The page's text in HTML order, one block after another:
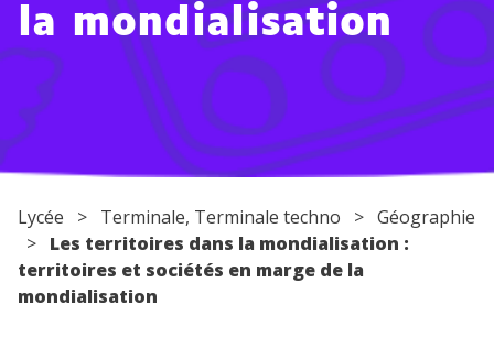
Conseils pour les parents
la mondialisation
Lycée > Terminale, Terminale techno > Géographie
> Les territoires dans la mondialisation :
territoires et sociétés en marge de la
mondialisation